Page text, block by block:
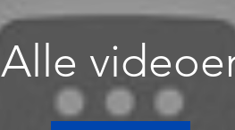
Alle